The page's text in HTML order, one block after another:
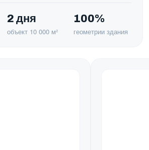
2 дня
объект 10 000 м²
100%
геометрии здания